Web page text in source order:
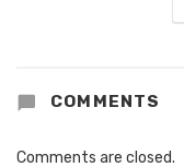
COMMENTS
Comments are closed.